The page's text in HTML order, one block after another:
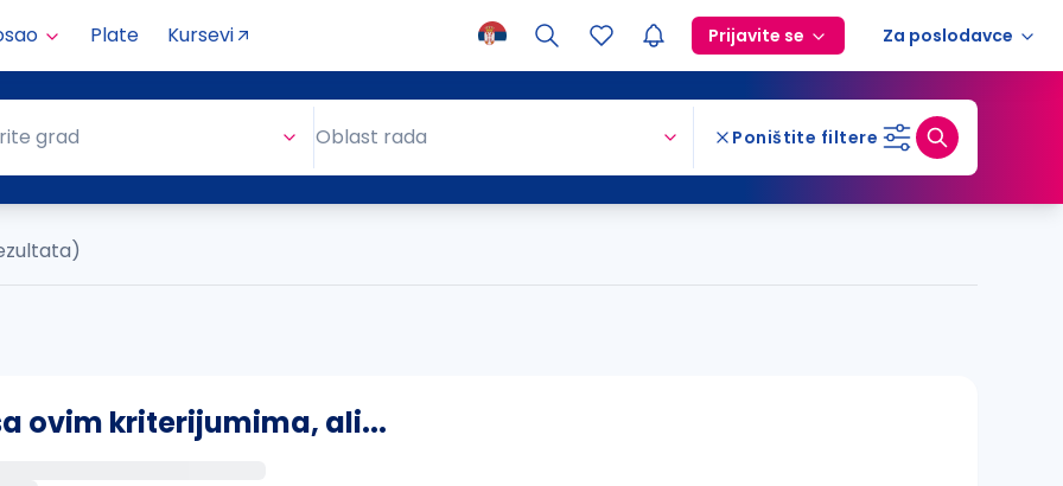
Plate Kursevi Prijavite se Za poslodavce
grad Oblast rada Poništite filtere
ovim kriterijumima, ali...